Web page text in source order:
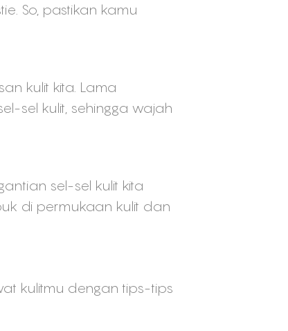
So, pastikan kamu
kulit kita. Lama
sel kulit, sehingga wajah
sel-sel kulit kita
di permukaan kulit dan
kulitmu dengan tips-tips